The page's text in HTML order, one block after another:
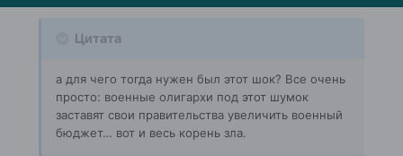
Цитата
а для чего тогда нужен был этот шок? Все очень
просто: военные олигархи под этот шумок
заставят свои правительства увеличить военный
бюджет… вот и весь корень зла.